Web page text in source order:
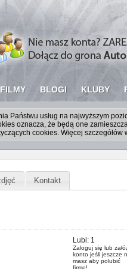
FILMY BLOGI KLUBY
Państwu usług na najwyższym
oznacza, że będą one
cookies. Więcej szczegółów
Kontakt
Lubi: 1
Zaloguj się lub
kontojeśli jeszcze
masz aby polubić
firmę!